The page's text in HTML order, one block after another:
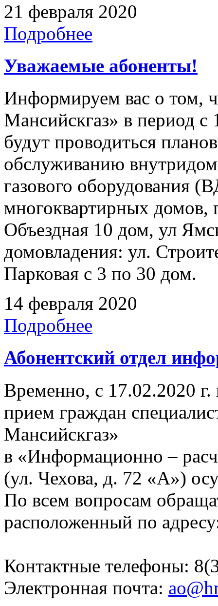
21 февраля 2020
Подробнее
Уважаемые абоненты!
Информируем вас о том,
Мансийскгаз» в период с
будут проводиться
обслуживанию
газового
многоквартирных
Объездная 10 дом, ул
домовладения: ул.
Парковая с 3 по 30 дом.
14 февраля 2020
Подробнее
Абонентский отдел
Временно, с 17.02.2020 г.
прием граждан
Мансийскгаз»
в «Информационно –
(ул. Чехова, д. 72 «А»)
По всем вопросам
расположенный по
Контактные телефоны:
Электронная почта: